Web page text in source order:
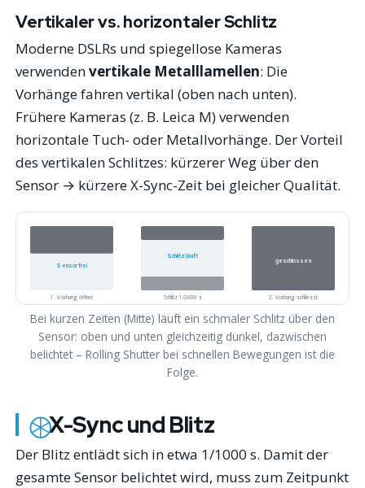
Vertikaler vs. horizontaler Schlitz
Moderne DSLRs und spiegellose Kameras
verwendenvertikale Metalllamellen: Die
Vorhänge fahren vertikal (oben nach unten).
Frühere Kameras (z. B. Leica M) verwenden
horizontale Tuch- oder Metallvorhänge. Der Vorteil
des vertikalen Schlitzes: kürzerer Weg über den
Sensor → kürzere X-Sync-Zeit bei gleicher Qualität.
1. Vorhang öffnet
Sensor frei
Schlitz läuft
Schlitz 1/2000 s
geschlossen
2. Vorhang schliesst
Bei kurzen Zeiten (Mitte) läuft ein schmaler Schlitz über den
Sensor: oben und unten gleichzeitig dunkel, dazwischen
belichtet – Rolling Shutter bei schnellen Bewegungen ist die
Folge.
X-Sync und Blitz
Der Blitz entlädt sich in etwa 1/1000 s. Damit der
gesamte Sensor belichtet wird, muss zum Zeitpunkt